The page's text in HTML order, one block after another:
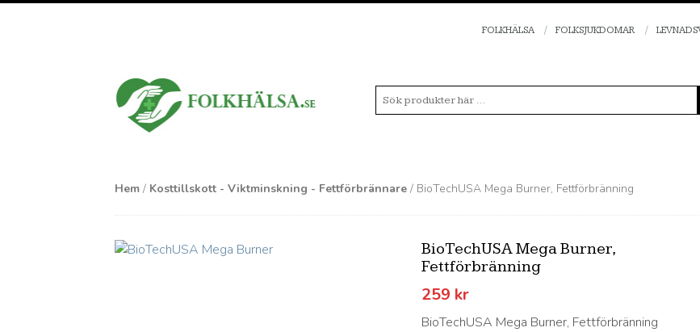
FOLKHÄLSA FOLKSJUKDOMAR
Hem / Kosttillskott - Viktminskning - Fettförbrännare / BioTechUSA Mega Burner, Fettförbränning
BioTechUSA Mega Burner,
Fettförbränning
259 kr
BioTechUSA Mega Burner, Fettförbränning